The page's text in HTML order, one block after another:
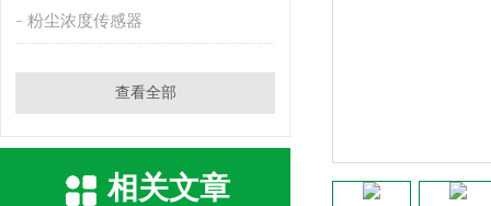
粉尘浓度传感器
查看全部
相关文章